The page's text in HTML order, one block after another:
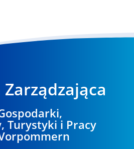
Turystyki i Pracy